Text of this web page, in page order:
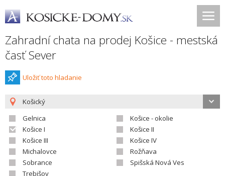
Zahradní chata na prodej Košice - mestská
časť Sever
Uložiť toto hladanie
Košický
Gelnica
Košice - okolie
Košice I
Košice II
Košice III
Košice IV
Michalovce
Rožňava
Sobrance
Spišská Nová Ves
Trebišov